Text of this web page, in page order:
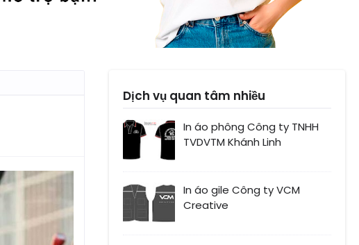
Dịch vụ quan tâm nhiều
In áo phông Công ty TNHH
TVDVTM Khánh Linh
In áo gile Công ty VCM
Creative